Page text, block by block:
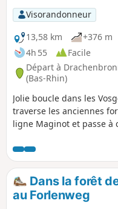
Visorandonneur
13,58 km
+376 m
4h 55
Facile
Départ à
(Bas-Rhin)
Jolie boucle dans les
traverse les anciennes
ligne Maginot et passe à
Modification du point de
du Chemin des Cîmes.
Dans la forêt
au Forlenweg